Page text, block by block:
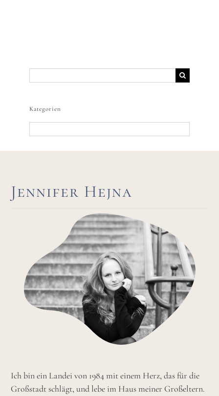
nach:
Kategorien
Jennifer Hejna
Ich bin ein Landei von 1984 mit einem Herz, das für die
Großstadt schlägt, und lebe im Haus meiner Großeltern.